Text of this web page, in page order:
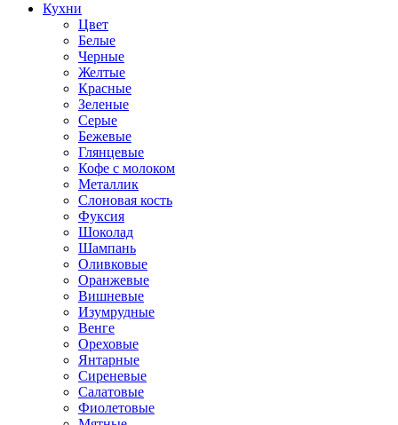
Кухни
Цвет
Белые
Черные
Желтые
Красные
Зеленые
Серые
Бежевые
Глянцевые
Кофе с молоком
Металлик
Слоновая кость
Фуксия
Шоколад
Шампань
Оливковые
Оранжевые
Вишневые
Изумрудные
Венге
Ореховые
Янтарные
Сиреневые
Салатовые
Фиолетовые